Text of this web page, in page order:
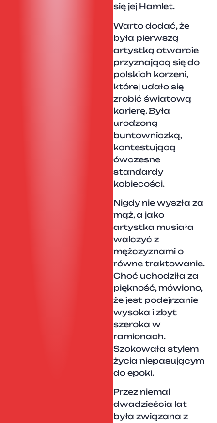
się jej Hamlet.
Warto dodać, że
była pierwszą
artystką otwarcie
przyznającą się do
polskich korzeni,
której udało się
zrobić światową
karierę. Była
urodzoną
buntowniczką,
kontestującą
ówczesne
standardy
kobiecości.
Nigdy nie wyszła za
mąż, a jako
artystka musiała
walczyć z
mężczyznami o
równe traktowanie.
Choć uchodziła za
piękność, mówiono,
że jest podejrzanie
wysoka i zbyt
szeroka w
ramionach.
Szokowała stylem
życia niepasującym
do epoki.
Przez niemal
dwadzieścia lat
była związana z